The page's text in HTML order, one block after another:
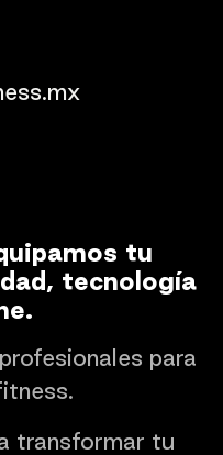
tu
tecnología
para
transformar tu